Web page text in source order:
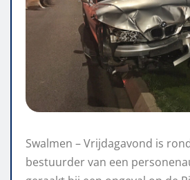
Swalmen – Vrijdagavond is
bestuurder van een